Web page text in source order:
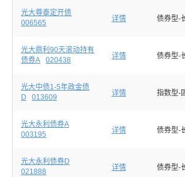
光大尊泰定开债
006565
详情 债券型-
光大鼎利90天滚动持有
债券A
020438 详情 债券型-
光大中债1-5年政金债
D
013609 详情 指数型-
光大永利债券A
003195
详情 债券型-
光大永利债券D
021888
详情 债券型-